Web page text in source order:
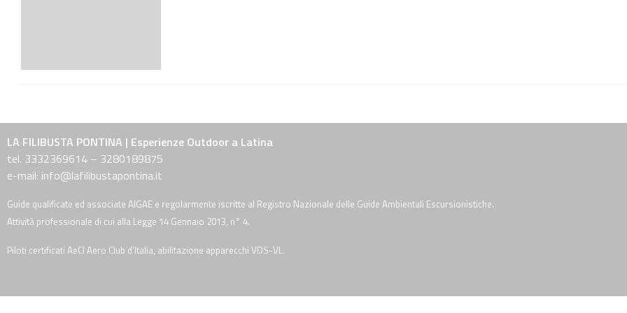
LA FILIBUSTA PONTINA | Esperienze Outdoor a Latina
tel. 3332369614 – 3280189875
e-mail: info@lafilibustapontina.it
Guide qualificate ed associate AIGAE e regolarmente iscritte al Registro Nazionale delle Guide Ambientali Escursionistiche.
Attività professionale di cui alla Legge 14 Gennaio 2013, n° 4.
Piloti certificati AeCI Aero Club d'Italia, abilitazione apparecchi VDS-VL.